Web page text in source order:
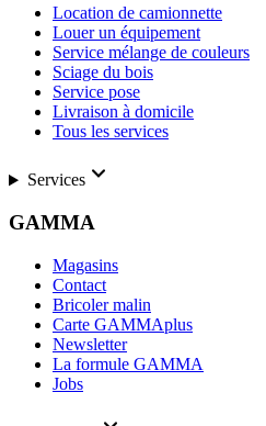
Location de camionnette
Louer un équipement
Service mélange de couleurs
Sciage du bois
Service pose
Livraison à domicile
Tous les services
Services
GAMMA
Magasins
Contact
Bricoler malin
Carte GAMMAplus
Newsletter
La formule GAMMA
Jobs